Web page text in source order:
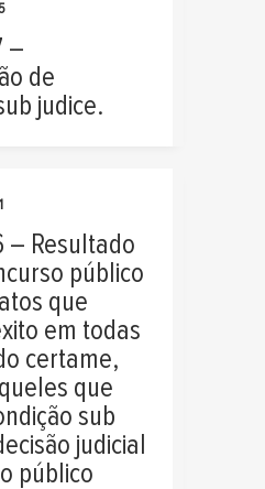
–
de
judice.
– Resultado
público
que
em todas
certame,
que
sub
judicial
público